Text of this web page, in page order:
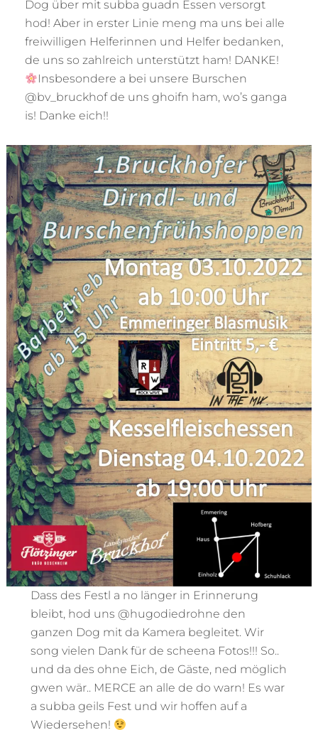
Dog über mit subba guadn Essen versorgt
hod! Aber in erster Linie meng ma uns bei alle
freiwilligen Helferinnen und Helfer bedanken,
de uns so zahlreich unterstützt ham! DANKE!
Insbesondere a bei unsere Burschen
@bv_bruckhof de uns ghoifn ham, wo’s ganga
is! Danke eich!!
Dass des Festl a no länger in Erinnerung
bleibt, hod uns @hugodiedrohne den
ganzen Dog mit da Kamera begleitet. Wir
song vielen Dank für de scheena Fotos!!! So..
und da des ohne Eich, de Gäste, ned möglich
gwen wär.. MERCE an alle de do warn! Es war
a subba geils Fest und wir hoffen auf a
Wiedersehen!